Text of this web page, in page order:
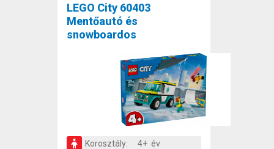
LEGO City 60403
Mentőautó és
snowboardos
Korosztály:
4+ év